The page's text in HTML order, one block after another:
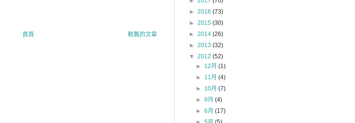
較舊的文章
首頁
► 2016 (73)
► 2015 (30)
► 2014 (26)
► 2013 (32)
▼ 2012 (52)
► 12月(1)
► 11月(4)
► 10月(7)
►9月(4)
►6月(17)